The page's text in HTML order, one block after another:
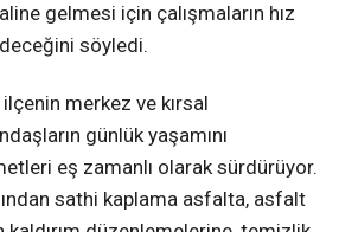
gelmesi için çalışmaların hız
söyledi.
merkez ve kırsal
günlük yaşamını
eş zamanlı olarak sürdürüyor.
sathi kaplama asfalta, asfalt